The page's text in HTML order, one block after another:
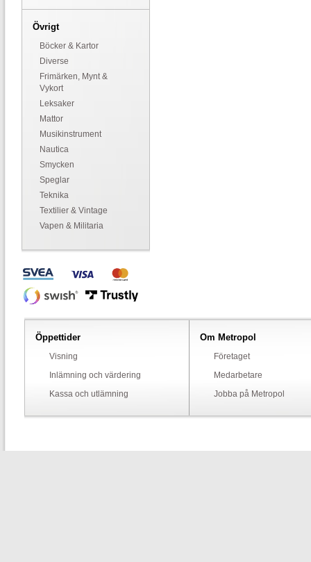
Övrigt
Böcker & Kartor
Diverse
Frimärken, Mynt &
Vykort
Leksaker
Mattor
Musikinstrument
Nautica
Smycken
Speglar
Teknika
Textilier & Vintage
Vapen & Militaria
Öppettider
Visning
Inlämning och värdering
Kassa och utlämning
Om Metropol
Företaget
Medarbetare
Jobba på Metropol